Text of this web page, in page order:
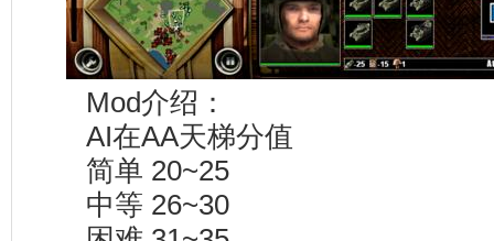
Mod介绍：
AI在AA天梯分值
简单 20~25
中等 26~30